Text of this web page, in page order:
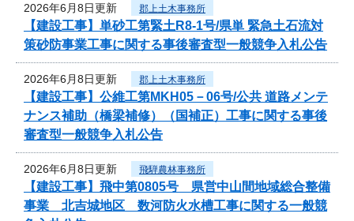
2026年6月8日更新 郡上土木事務所
【建設工事】単砂工第緊土R8-1号/県単 緊急土石流対
策砂防事業工事に関する事後審査型一般競争入札公告
2026年6月8日更新 郡上土木事務所
【建設工事】公維工第MKH05－06号/公共 道路メンテ
ナンス補助（橋梁補修）（国補正）工事に関する事後
審査型一般競争入札公告
2026年6月8日更新 飛騨農林事務所
【建設工事】飛中第0805号 県営中山間地域総合整備
事業 北吉城地区 数河防火水槽工事に関する一般競